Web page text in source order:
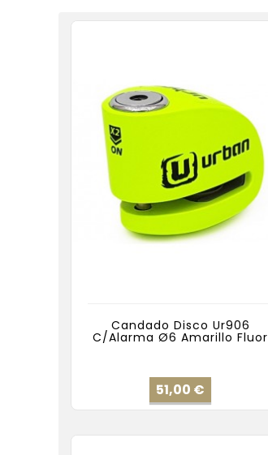
Candado Disco Ur906
C/Alarma Ø6 Amarillo Fluor
51,00 €